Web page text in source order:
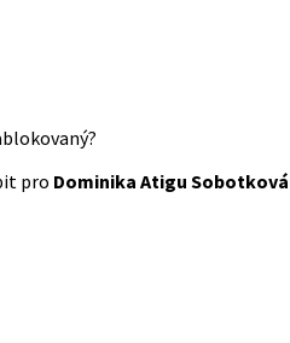
pro Dominika Atigu Sobotková